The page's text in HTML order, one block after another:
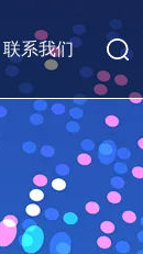
联系我们